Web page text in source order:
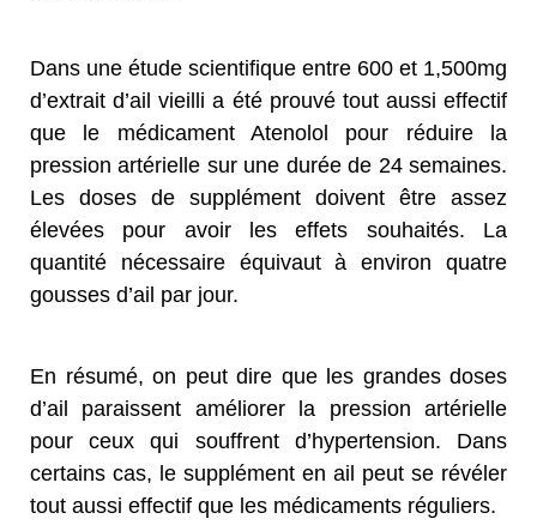
Dans une étude scientifique entre 600 et 1,500mg
d’extrait d’ail vieilli a été prouvé tout aussi effectif
que le médicament Atenolol pour réduire la
pression artérielle sur une durée de 24 semaines.
Les doses de supplément doivent être assez
élevées pour avoir les effets souhaités. La
quantité nécessaire équivaut à environ quatre
gousses d’ail par jour.
En résumé, on peut dire que les grandes doses
d’ail paraissent améliorer la pression artérielle
pour ceux qui souffrent d’hypertension. Dans
certains cas, le supplément en ail peut se révéler
tout aussi effectif que les médicaments réguliers.